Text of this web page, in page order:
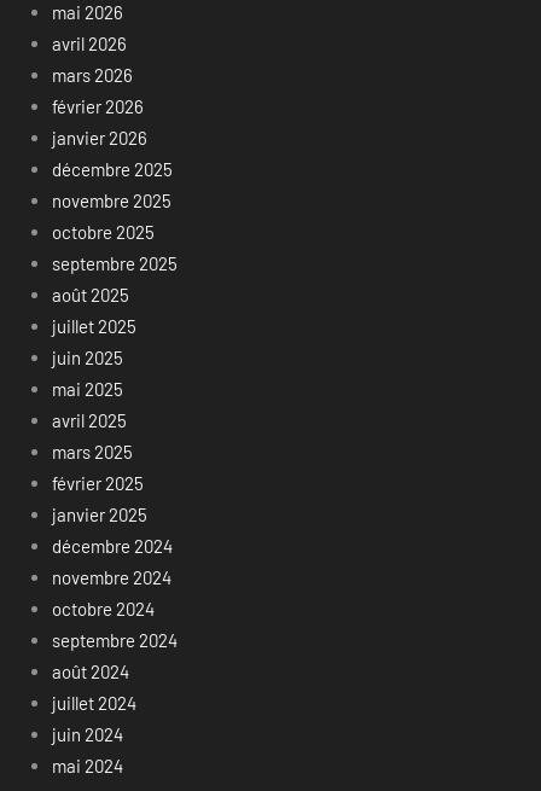
mai 2026
avril 2026
mars 2026
février 2026
janvier 2026
décembre 2025
novembre 2025
octobre 2025
septembre 2025
août 2025
juillet 2025
juin 2025
mai 2025
avril 2025
mars 2025
février 2025
janvier 2025
décembre 2024
novembre 2024
octobre 2024
septembre 2024
août 2024
juillet 2024
juin 2024
mai 2024